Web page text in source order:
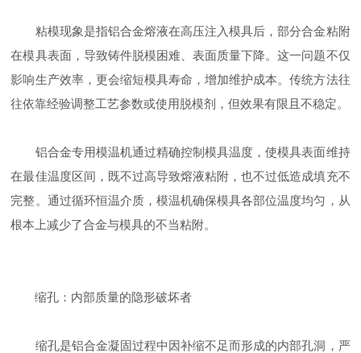
粘模现象是指铝合金熔液在高压注入模具后，部分合金粘附
在模具表面，导致铸件脱模困难、表面质量下降。这一问题不仅
影响生产效率，更会缩短模具寿命，增加维护成本。传统方法往
往依靠经验调整工艺参数或使用脱模剂，但效果有限且不稳定。
铝合金专用模温机通过精确控制模具温度，使模具表面维持
在最佳温度区间，既不过高导致熔液粘附，也不过低造成填充不
完整。通过循环恒温介质，模温机确保模具各部位温度均匀，从
根本上减少了合金与模具的不当粘附。
缩孔：内部质量的隐形破坏者
缩孔是铝合金凝固过程中因补缩不足而形成的内部孔洞，严